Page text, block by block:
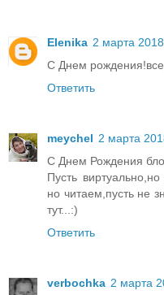
Elenika 2 марта 2018
С Днем
Ответить
meychel 2 марта
С Днем Рождения
Пусть
но читаем,пусть не
тут...:)
Ответить
verbochka 2 марта